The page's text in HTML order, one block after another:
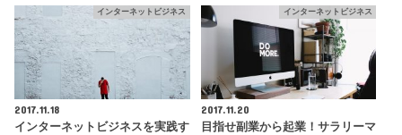
インターネットビジネス
2017.11.18
インターネットビジネスを実践す
インターネットビジネス
2017.11.20
目指せ副業から起業！サラリーマ